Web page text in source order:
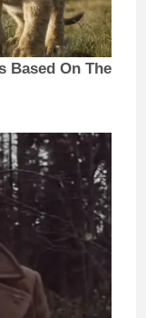
Based On The